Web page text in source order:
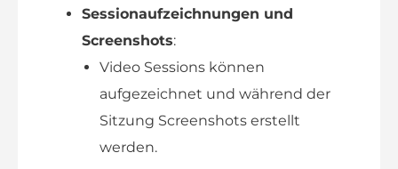
Sessionaufzeichnungen und
Screenshots:
Video Sessions können
aufgezeichnet und während der
Sitzung Screenshots erstellt
werden.